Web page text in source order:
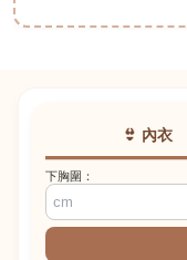
👙 內衣
下胸圍：